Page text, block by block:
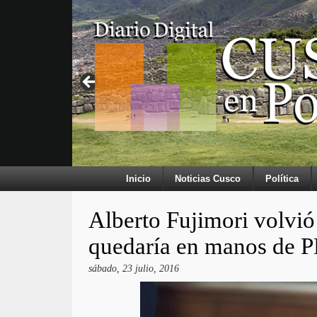
Inicio Noticias Cusco Política
Alberto Fujimori
quedaría en manos de
sábado, 23 julio, 2016